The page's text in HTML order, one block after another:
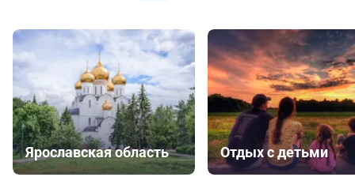
Ярославская область Отдых с детьми